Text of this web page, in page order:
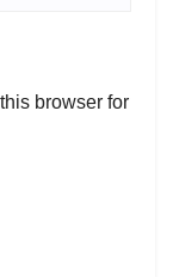
browser for